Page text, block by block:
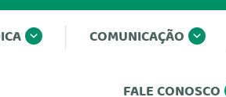
COMUNICAÇÃO
FALE CONOSCO